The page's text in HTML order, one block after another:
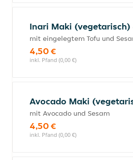
Inari Maki (vegetarisch)
mit eingelegtem Tofu und
4,50 €
inkl. Pfand (0,00 €)
Avocado Maki
mit Avocado und Sesam
4,50 €
inkl. Pfand (0,00 €)